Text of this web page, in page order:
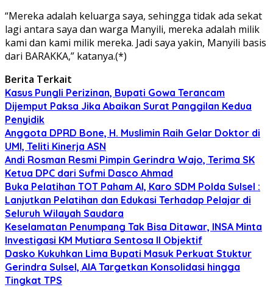
“Mereka adalah keluarga saya, sehingga tidak ada sekat
lagi antara saya dan warga Manyili, mereka adalah milik
kami dan kami milik mereka. Jadi saya yakin, Manyili basis
dari BARAKKA,” katanya.(*)
Berita Terkait
Kasus Pungli Perizinan, Bupati Gowa Terancam
Dijemput Paksa Jika Abaikan Surat Panggilan Kedua
Penyidik
Anggota DPRD Bone, H. Muslimin Raih Gelar Doktor di
UMI, Teliti Kinerja ASN
Andi Rosman Resmi Pimpin Gerindra Wajo, Terima SK
Ketua DPC dari Sufmi Dasco Ahmad
Buka Pelatihan TOT Paham AI, Karo SDM Polda Sulsel :
Lanjutkan Pelatihan dan Edukasi Terhadap Pelajar di
Seluruh Wilayah Saudara
Keselamatan Penumpang Tak Bisa Ditawar, INSA Minta
Investigasi KM Mutiara Sentosa II Objektif
Dasko Kukuhkan Lima Bupati Masuk Perkuat Stuktur
Gerindra Sulsel, AIA Targetkan Konsolidasi hingga
Tingkat TPS